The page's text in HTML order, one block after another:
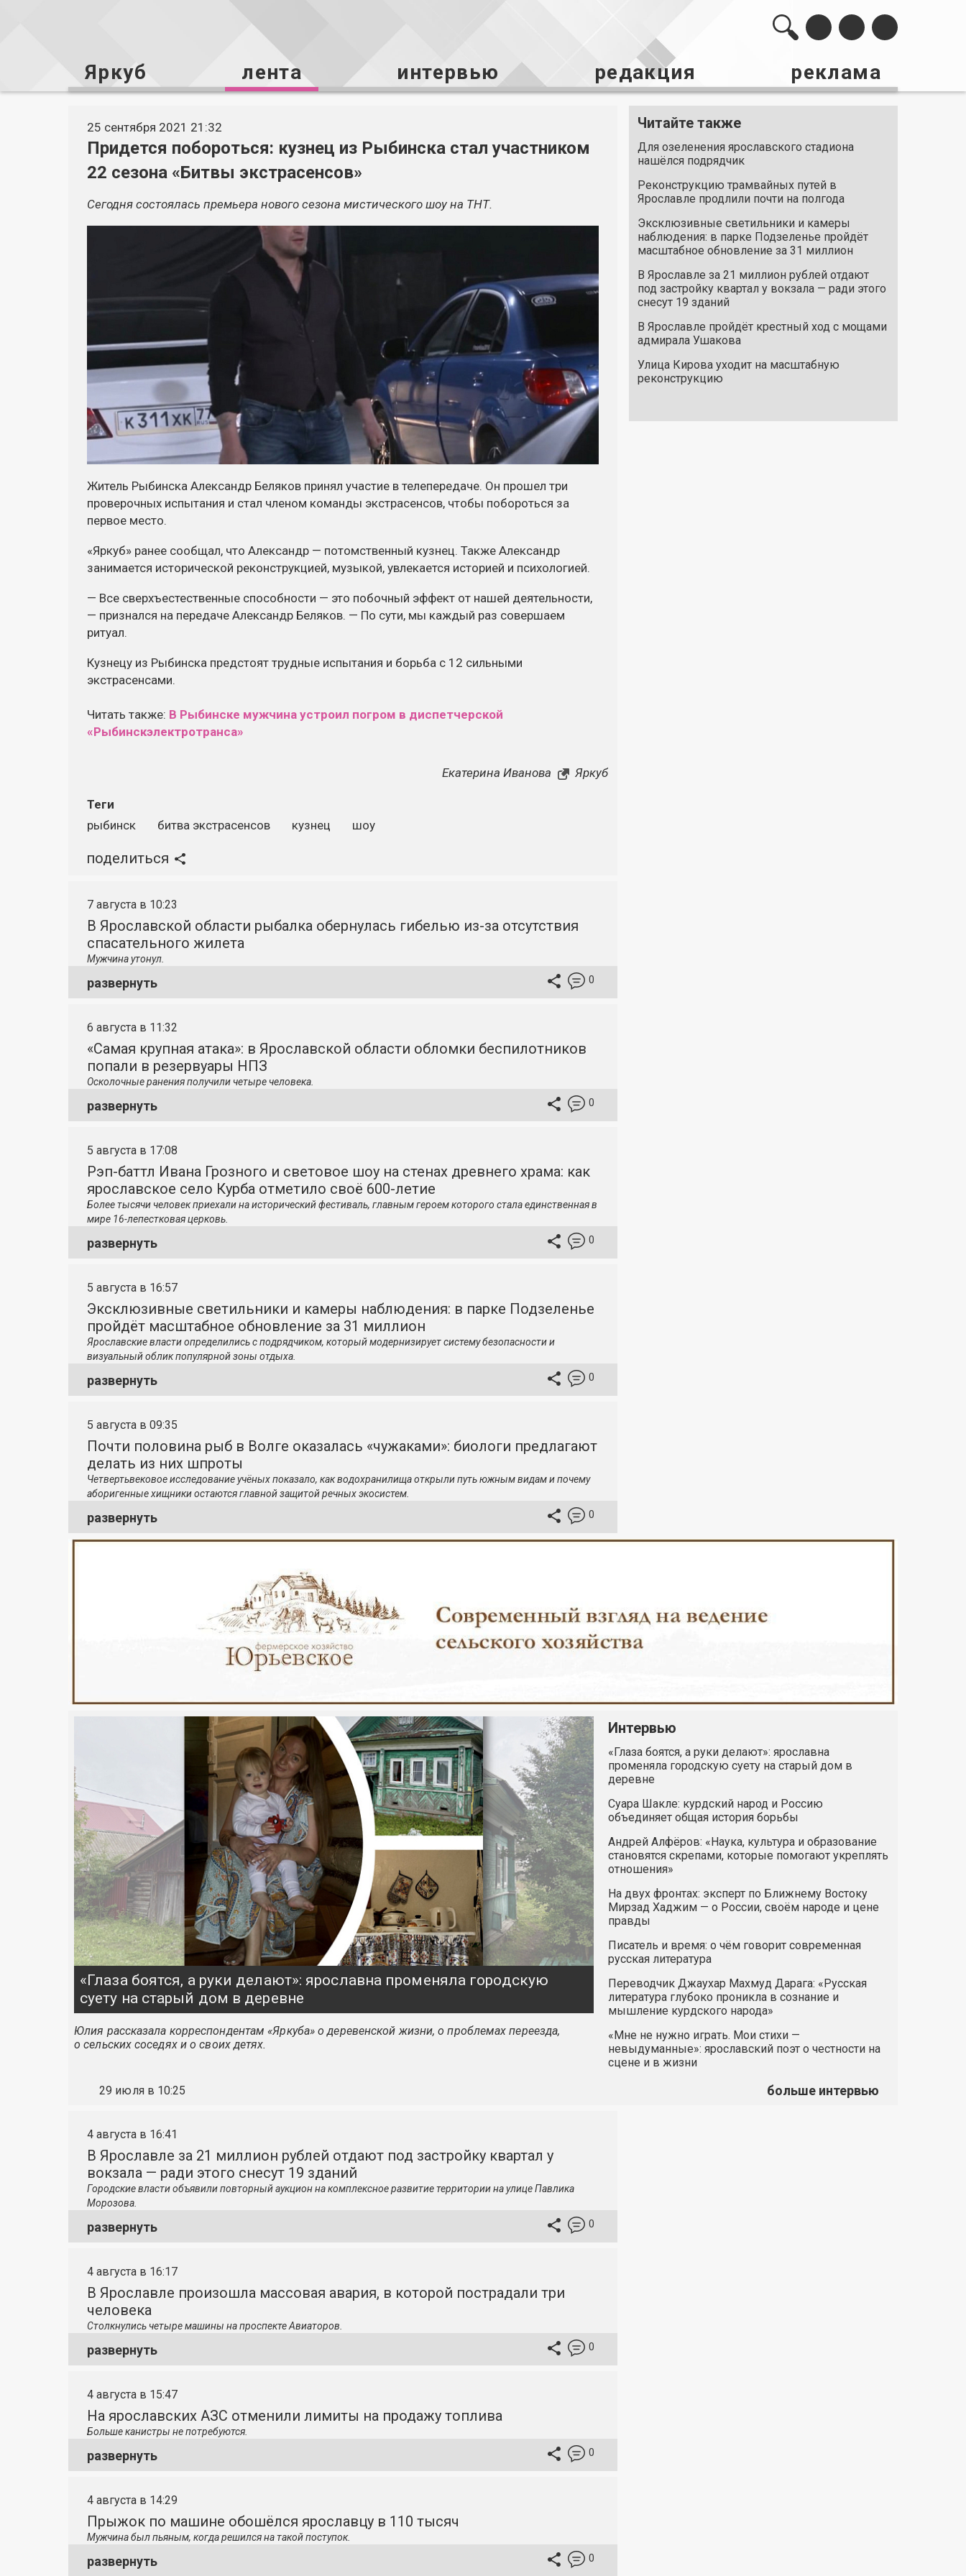
Яркуб лента интервью редакция реклама
25 сентября 2021 21:32
Придется побороться: кузнец из Рыбинска стал участником
22 сезона «Битвы экстрасенсов»
Сегодня состоялась премьера нового сезона мистического шоу на ТНТ.
Житель Рыбинска Александр Беляков принял участие в телепередаче. Он прошел три
проверочных испытания и стал членом команды экстрасенсов, чтобы побороться за
первое место.
«Яркуб» ранее сообщал, что Александр — потомственный кузнец. Также Александр
занимается исторической реконструкцией, музыкой, увлекается историей и психологией.
— Все сверхъестественные способности — это побочный эффект от нашей деятельности,
— признался на передаче Александр Беляков. — По сути, мы каждый раз совершаем
ритуал.
Кузнецу из Рыбинска предстоят трудные испытания и борьба с 12 сильными
экстрасенсами.
Читать также: В Рыбинске мужчина устроил погром в диспетчерской
«Рыбинскэлектротранса»
Екатерина Иванова Яркуб
Теги
рыбинск
битва экстрасенсов кузнец шоу
поделиться
Читайте также
Для озеленения ярославского стадиона
нашёлся подрядчик
Реконструкцию трамвайных путей в
Ярославле продлили почти на полгода
Эксклюзивные светильники и камеры
наблюдения: в парке Подзеленье пройдёт
масштабное обновление за 31 миллион
В Ярославле за 21 миллион рублей отдают
под застройку квартал у вокзала — ради этого
снесут 19 зданий
В Ярославле пройдёт крестный ход с мощами
адмирала Ушакова
Улица Кирова уходит на масштабную
реконструкцию
7 августа в 10:23
В Ярославской области рыбалка обернулась гибелью из-за отсутствия
спасательного жилета
Мужчина утонул.
развернуть 0
6 августа в 11:32
«Самая крупная атака»: в Ярославской области обломки беспилотников
попали в резервуары НПЗ
Осколочные ранения получили четыре человека.
развернуть 0
5 августа в 17:08
Рэп-баттл Ивана Грозного и световое шоу на стенах древнего храма: как
ярославское село Курба отметило своё 600-летие
Более тысячи человек приехали на исторический фестиваль, главным героем которого стала единственная в
мире 16-лепестковая церковь.
развернуть 0
5 августа в 16:57
Эксклюзивные светильники и камеры наблюдения: в парке Подзеленье
пройдёт масштабное обновление за 31 миллион
Ярославские власти определились с подрядчиком, который модернизирует систему безопасности и
визуальный облик популярной зоны отдыха.
развернуть 0
5 августа в 09:35
Почти половина рыб в Волге оказалась «чужаками»: биологи предлагают
делать из них шпроты
Четвертьвековое исследование учёных показало, как водохранилища открыли путь южным видам и почему
аборигенные хищники остаются главной защитой речных экосистем.
развернуть 0
«Глаза боятся, а руки делают»: ярославна променяла городскую
суету на старый дом в деревне
Юлия рассказала корреспондентам «Яркуба» о деревенской жизни, о проблемах переезда,
о сельских соседях и о своих детях.
29 июля в 10:25
Интервью
«Глаза боятся, а руки делают»: ярославна
променяла городскую суету на старый дом в
деревне
Суара Шакле: курдский народ и Россию
объединяет общая история борьбы
Андрей Алфёров: «Наука, культура и образование
становятся скрепами, которые помогают укреплять
отношения»
На двух фронтах: эксперт по Ближнему Востоку
Мирзад Хаджим — о России, своём народе и цене
правды
Писатель и время: о чём говорит современная
русская литература
Переводчик Джаухар Махмуд Дарага: «Русская
литература глубоко проникла в сознание и
мышление курдского народа»
«Мне не нужно играть. Мои стихи —
невыдуманные»: ярославский поэт о честности на
сцене и в жизни
больше интервью
4 августа в 16:41
В Ярославле за 21 миллион рублей отдают под застройку квартал у
вокзала — ради этого снесут 19 зданий
Городские власти объявили повторный аукцион на комплексное развитие территории на улице Павлика
Морозова.
развернуть 0
4 августа в 16:17
В Ярославле произошла массовая авария, в которой пострадали три
человека
Столкнулись четыре машины на проспекте Авиаторов.
развернуть 0
4 августа в 15:47
На ярославских АЗС отменили лимиты на продажу топлива
Больше канистры не потребуются.
развернуть 0
4 августа в 14:29
Прыжок по машине обошёлся ярославцу в 110 тысяч
Мужчина был пьяным, когда решился на такой поступок.
развернуть 0